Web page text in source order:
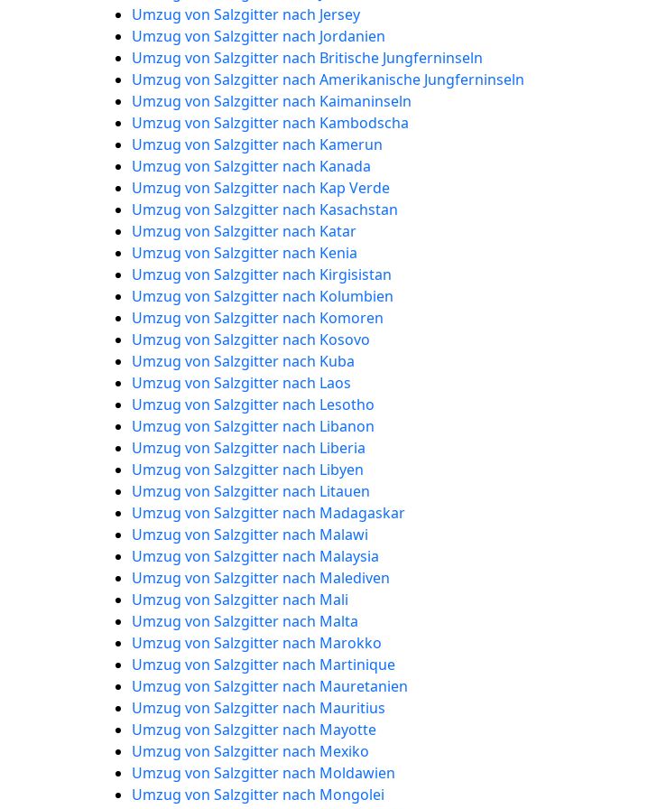
Umzug von Salzgitter nach Jersey
Umzug von Salzgitter nach Jordanien
Umzug von Salzgitter nach Britische Jungferninseln
Umzug von Salzgitter nach Amerikanische Jungferninseln
Umzug von Salzgitter nach Kaimaninseln
Umzug von Salzgitter nach Kambodscha
Umzug von Salzgitter nach Kamerun
Umzug von Salzgitter nach Kanada
Umzug von Salzgitter nach Kap Verde
Umzug von Salzgitter nach Kasachstan
Umzug von Salzgitter nach Katar
Umzug von Salzgitter nach Kenia
Umzug von Salzgitter nach Kirgisistan
Umzug von Salzgitter nach Kolumbien
Umzug von Salzgitter nach Komoren
Umzug von Salzgitter nach Kosovo
Umzug von Salzgitter nach Kuba
Umzug von Salzgitter nach Laos
Umzug von Salzgitter nach Lesotho
Umzug von Salzgitter nach Libanon
Umzug von Salzgitter nach Liberia
Umzug von Salzgitter nach Libyen
Umzug von Salzgitter nach Litauen
Umzug von Salzgitter nach Madagaskar
Umzug von Salzgitter nach Malawi
Umzug von Salzgitter nach Malaysia
Umzug von Salzgitter nach Malediven
Umzug von Salzgitter nach Mali
Umzug von Salzgitter nach Malta
Umzug von Salzgitter nach Marokko
Umzug von Salzgitter nach Martinique
Umzug von Salzgitter nach Mauretanien
Umzug von Salzgitter nach Mauritius
Umzug von Salzgitter nach Mayotte
Umzug von Salzgitter nach Mexiko
Umzug von Salzgitter nach Moldawien
Umzug von Salzgitter nach Mongolei